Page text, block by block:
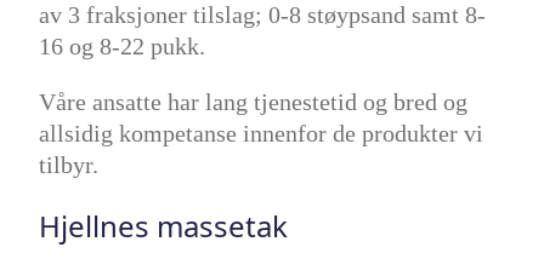
av 3 fraksjoner tilslag; 0-8 støypsand samt 8-
16 og 8-22 pukk.
Våre ansatte har lang tjenestetid og bred og
allsidig kompetanse innenfor de produkter vi
tilbyr.
Hjellnes massetak